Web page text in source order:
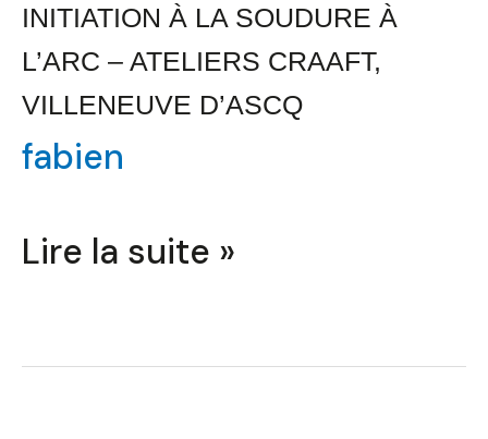
INITIATION À LA SOUDURE À
L’ARC – ATELIERS CRAAFT,
VILLENEUVE D’ASCQ
fabien
Ateliers
CRAAFT,
Villeneuve
d’Ascq
Lire la suite »